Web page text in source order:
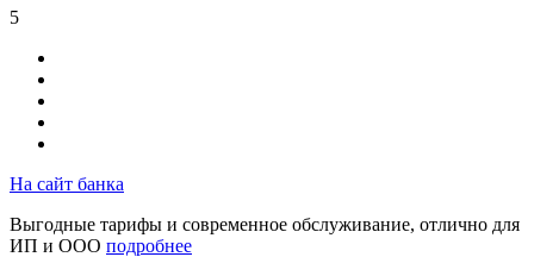
5
На сайт банка
Выгодные тарифы и современное обслуживание, отлично для
ИП и ООО подробнее